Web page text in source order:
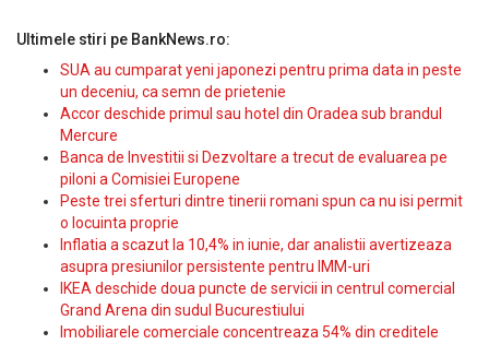
Ultimele stiri pe BankNews.ro:
SUA au cumparat yeni japonezi pentru prima data in peste
un deceniu, ca semn de prietenie
Accor deschide primul sau hotel din Oradea sub brandul
Mercure
Banca de Investitii si Dezvoltare a trecut de evaluarea pe
piloni a Comisiei Europene
Peste trei sferturi dintre tinerii romani spun ca nu isi permit
o locuinta proprie
Inflatia a scazut la 10,4% in iunie, dar analistii avertizeaza
asupra presiunilor persistente pentru IMM-uri
IKEA deschide doua puncte de servicii in centrul comercial
Grand Arena din sudul Bucurestiului
Imobiliarele comerciale concentreaza 54% din creditele